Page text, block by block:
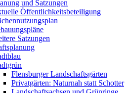
und Satzungen
Öffentlichkeitsbeteiligung
Satzungen
Flensburger Landschaftsgärten
Privatgärten: Naturnah statt Schotter